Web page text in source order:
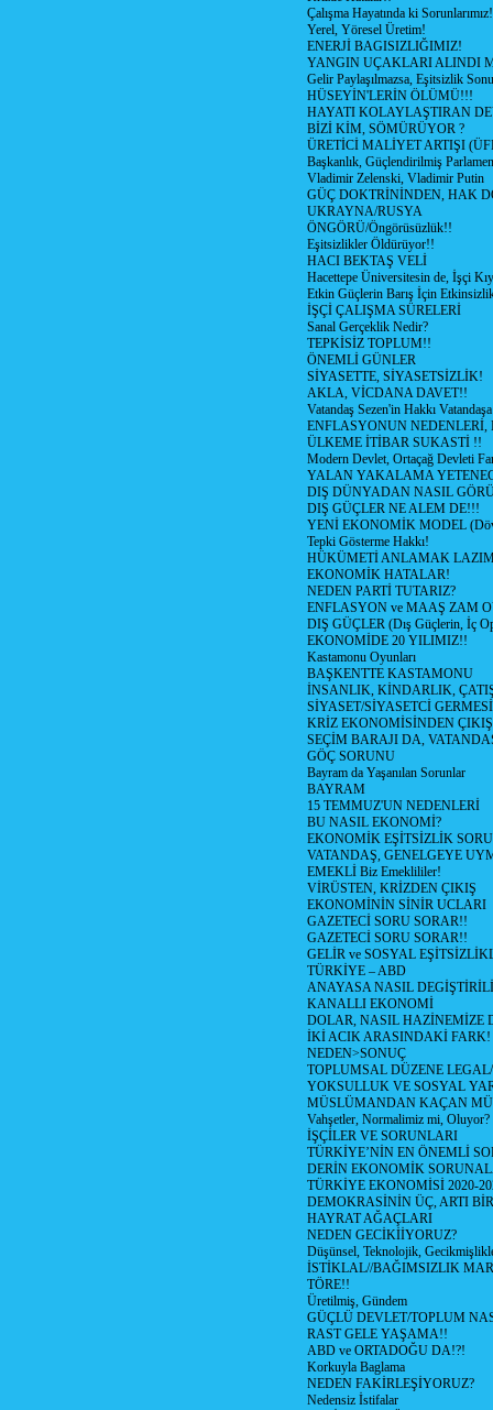
Çalışma Hayatında ki
Yerel, Yöresel Üretim!
ENERJİ BAGISIZLIĞIMIZ!
YANGIN UÇAKLARI ALINDI
Gelir Paylaşılmazsa, Eşitsizlik
HÜSEYİN'LERİN ÖLÜMÜ!!!
HAYATI KOLAYLAŞTIRAN
BİZİ KİM, SÖMÜRÜYOR ?
ÜRETİCİ MALİYET ARTIŞI
Başkanlık, Güçlendirilmiş
Vladimir Zelenski, Vladimir Putin
GÜÇ DOKTRİNİNDEN, HAK
UKRAYNA/RUSYA
ÖNGÖRÜ/Öngörüsüzlük!!
Eşitsizlikler Öldürüyor!!
HACI BEKTAŞ VELİ
Hacettepe Üniversitesin de, İşçi
Etkin Güçlerin Barış İçin
İŞÇİ ÇALIŞMA SÜRELERİ
Sanal Gerçeklik Nedir?
TEPKİSİZ TOPLUM!!
ÖNEMLİ GÜNLER
SİYASETTE, SİYASETSİZLİK!
AKLA, VİCDANA DAVET!!
Vatandaş Sezen'in Hakkı
ENFLASYONUN NEDENLERİ,
ÜLKEME İTİBAR SUKASTİ !!
Modern Devlet, Ortaçağ Devleti
YALAN YAKALAMA
DIŞ DÜNYADAN NASIL
DIŞ GÜÇLER NE ALEM DE!!!
YENİ EKONOMİK MODEL
Tepki Gösterme Hakkı!
HÜKÜMETİ ANLAMAK
EKONOMİK HATALAR!
NEDEN PARTİ TUTARIZ?
ENFLASYON ve MAAŞ ZAM
DIŞ GÜÇLER (Dış Güçlerin, İç
EKONOMİDE 20 YILIMIZ!!
Kastamonu Oyunları
BAŞKENTTE KASTAMONU
İNSANLIK, KİNDARLIK,
SİYASET/SİYASETCİ
KRİZ EKONOMİSİNDEN ÇIKIŞ
SEÇİM BARAJI DA,
GÖÇ SORUNU
Bayram da Yaşanılan Sorunlar
BAYRAM
15 TEMMUZ'UN NEDENLERİ
BU NASIL EKONOMİ?
EKONOMİK EŞİTSİZLİK
VATANDAŞ, GENELGEYE
EMEKLİ Biz Emeklililer!
VİRÜSTEN, KRİZDEN ÇIKIŞ
EKONOMİNİN SİNİR UCLARI
GAZETECİ SORU SORAR!!
GAZETECİ SORU SORAR!!
GELİR ve SOSYAL
TÜRKİYE – ABD
ANAYASA NASIL
KANALLI EKONOMİ
DOLAR, NASIL HAZİNEMİZE
İKİ ACIK ARASINDAKİ FARK!
NEDEN>SONUÇ
TOPLUMSAL DÜZENE
YOKSULLUK VE SOSYAL
MÜSLÜMANDAN KAÇAN
Vahşetler, Normalimiz mi, Oluyor?
İŞÇİLER VE SORUNLARI
TÜRKİYE’NİN EN ÖNEMLİ
DERİN EKONOMİK
TÜRKİYE EKONOMİSİ 2020-
DEMOKRASİNİN ÜÇ, ARTI
HAYRAT AĞAÇLARI
NEDEN GECİKİİYORUZ?
Düşünsel, Teknolojik,
İSTİKLAL//BAĞIMSIZLIK
TÖRE!!
Üretilmiş, Gündem
GÜÇLÜ DEVLET/TOPLUM
RAST GELE YAŞAMA!!
ABD ve ORTADOĞU DA!?!
Korkuyla Baglama
NEDEN FAKİRLEŞİYORUZ?
Nedensiz İstifalar